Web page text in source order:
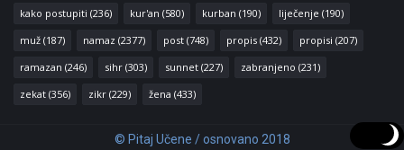
kako postupiti (236) kur'an (580) kurban (190) liječenje (190)
muž (187) namaz (2377) post (748) propis (432) propisi (207)
ramazan (246) sihr (303) sunnet (227) zabranjeno (231)
zekat (356) zikr (229) žena (433)
© Pitaj Učene / osnovano 2018